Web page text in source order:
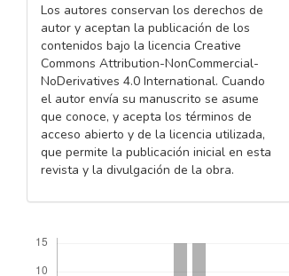
Los autores conservan los derechos de
autor y aceptan la publicación de los
contenidos bajo la licencia Creative
Commons Attribution-NonCommercial-
NoDerivatives 4.0 International. Cuando
el autor envía su manuscrito se asume
que conoce, y acepta los términos de
acceso abierto y de la licencia utilizada,
que permite la publicación inicial en esta
revista y la divulgación de la obra.